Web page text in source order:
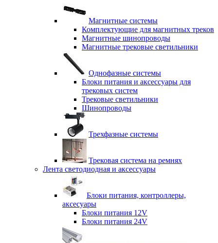
Магнитные системы
Комплектующие для магнитных треков
Магнитные шинопроводы
Магнитные трековые светильники
Однофазные системы
Блоки питания и аксессуары для
трековых систем
Трековые светильники
Шинопроводы
Трехфазные системы
Трековая система на ремнях
Лента светодиодная и аксессуары
Блоки питания, контроллеры,
аксесуары
Блоки питания 12V
Блоки питания 24V